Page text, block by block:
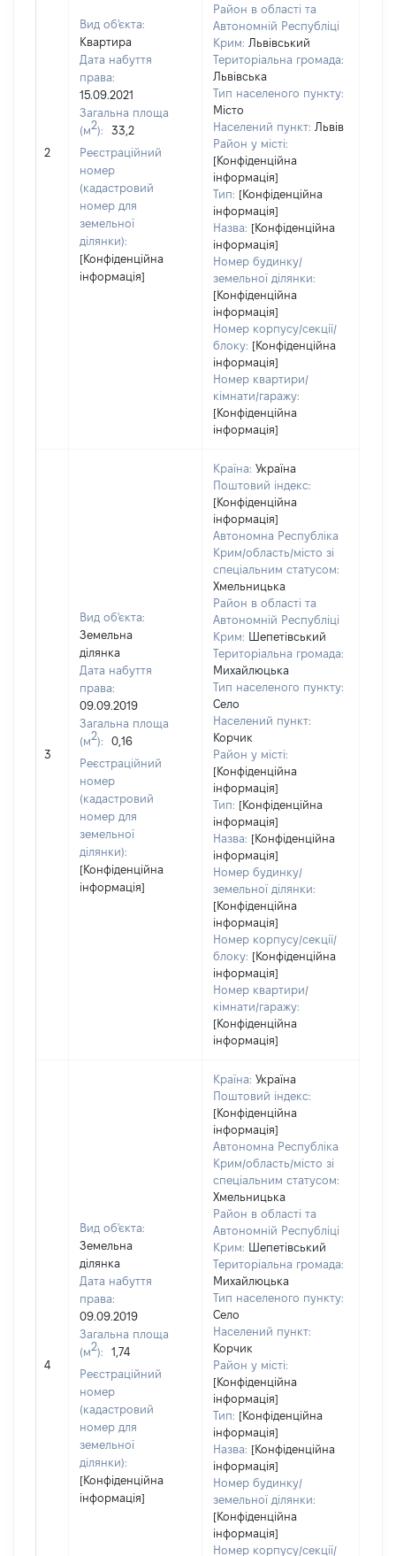
2
Вид об'єкта:
Квартира
Дата набуття
права:
15.09.2021
Загальна площа
(м2):
33,2
Реєстраційний
номер
(кадастровий
номер для
земельної
ділянки):
[Конфіденційна
інформація]
Район в області та
Автономній Республіці
Крим: Львівський
Територіальна громада:
Львівська
Тип населеного пункту:
Місто
Населений пункт: Львів
Район у місті:
[Конфіденційна
інформація]
Тип: [Конфіденційна
інформація]
Назва: [Конфіденційна
інформація]
Номер будинку/
земельної ділянки:
[Конфіденційна
інформація]
Номер корпусу/секції/
блоку: [Конфіденційна
інформація]
Номер квартири/
кімнати/гаражу:
[Конфіденційна
інформація]
3
Вид об'єкта:
Земельна
ділянка
Дата набуття
права:
09.09.2019
Загальна площа
(м2):
0,16
Реєстраційний
номер
(кадастровий
номер для
земельної
ділянки):
[Конфіденційна
інформація]
Країна: Україна
Поштовий індекс:
[Конфіденційна
інформація]
Автономна Республіка
Крим/область/місто зі
спеціальним статусом:
Хмельницька
Район в області та
Автономній Республіці
Крим:
Шепетівський
Територіальна громада:
Михайлюцька
Тип населеного пункту:
Село
Населений пункт:
Корчик
Район у місті:
[Конфіденційна
інформація]
Тип: [Конфіденційна
інформація]
Назва: [Конфіденційна
інформація]
Номер будинку/
земельної ділянки:
[Конфіденційна
інформація]
Номер корпусу/секції/
блоку: [Конфіденційна
інформація]
Номер квартири/
кімнати/гаражу:
[Конфіденційна
інформація]
4
Вид об'єкта:
Земельна
ділянка
Дата набуття
права:
09.09.2019
Загальна площа
(м2):
1,74
Реєстраційний
номер
(кадастровий
номер для
земельної
ділянки):
[Конфіденційна
інформація]
Країна: Україна
Поштовий індекс:
[Конфіденційна
інформація]
Автономна Республіка
Крим/область/місто зі
спеціальним статусом:
Хмельницька
Район в області та
Автономній Республіці
Крим:
Шепетівський
Територіальна громада:
Михайлюцька
Тип населеного пункту:
Село
Населений пункт:
Корчик
Район у місті:
[Конфіденційна
інформація]
Тип: [Конфіденційна
інформація]
Назва: [Конфіденційна
інформація]
Номер будинку/
земельної ділянки:
[Конфіденційна
інформація]
Номер корпусу/секції/